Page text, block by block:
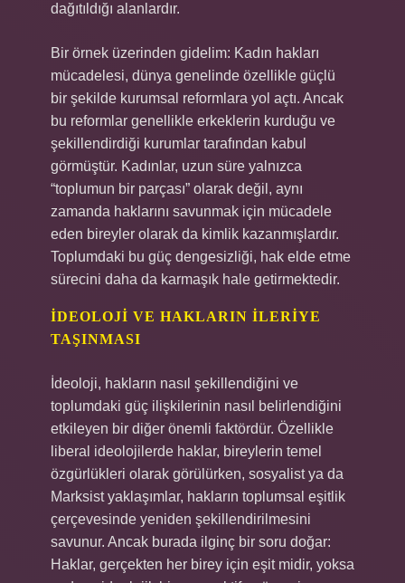
dağıtıldığı alanlardır.
Bir örnek üzerinden gidelim: Kadın hakları
mücadelesi, dünya genelinde özellikle güçlü
bir şekilde kurumsal reformlara yol açtı. Ancak
bu reformlar genellikle erkeklerin kurduğu ve
şekillendirdiği kurumlar tarafından kabul
görmüştür. Kadınlar, uzun süre yalnızca
“toplumun bir parçası” olarak değil, aynı
zamanda haklarını savunmak için mücadele
eden bireyler olarak da kimlik kazanmışlardır.
Toplumdaki bu güç dengesizliği, hak elde etme
sürecini daha da karmaşık hale getirmektedir.
İDEOLOJI VE HAKLARIN İLERIYE
TAŞINMASI
İdeoloji, hakların nasıl şekillendiğini ve
toplumdaki güç ilişkilerinin nasıl belirlendiğini
etkileyen bir diğer önemli faktördür. Özellikle
liberal ideolojilerde haklar, bireylerin temel
özgürlükleri olarak görülürken, sosyalist ya da
Marksist yaklaşımlar, hakların toplumsal eşitlik
çerçevesinde yeniden şekillendirilmesini
savunur. Ancak burada ilginç bir soru doğar:
Haklar, gerçekten her birey için eşit midir, yoksa